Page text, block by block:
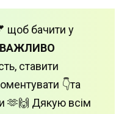
щоб бачити у
ВАЖЛИВО
ставити
👇та
🫶🙌 Дякую всім